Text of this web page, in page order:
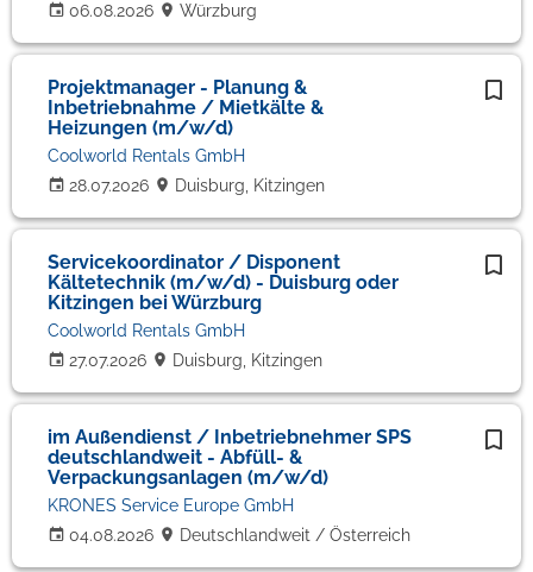
06.08.2026
Würzburg
Projektmanager - Planung &
Inbetriebnahme / Mietkälte &
Heizungen (m/w/d)
28.07.2026
Coolworld Rentals GmbH
Duisburg, Kitzingen
Servicekoordinator / Disponent
Kältetechnik (m/w/d) - Duisburg oder
Kitzingen bei Würzburg
27.07.2026
Coolworld Rentals GmbH
Duisburg, Kitzingen
im Außendienst / Inbetriebnehmer SPS
deutschlandweit - Abfüll- &
Verpackungsanlagen (m/w/d)
04.08.2026
KRONES Service Europe GmbH
Deutschlandweit / Österreich